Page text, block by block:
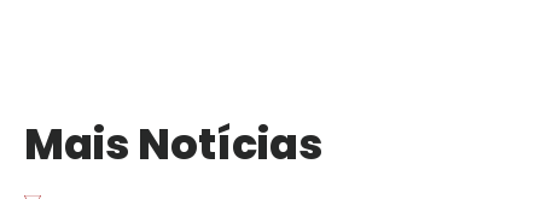
Mais Notícias